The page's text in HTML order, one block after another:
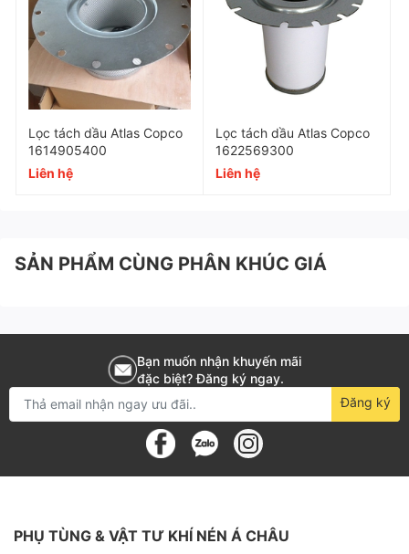
thống khí nén công nghiệp.
Nâng cao hiệu suất và bảo vệ máy nén khí của bạn với
Lọc tách dầu Mann-49 302 53 851-LE 16 008 chính
hãng. Liên hệ ngay với Khí Nén Á Châu để nhận báo
Mã SKU
Chất liệu
Giấy thủy tinh nhập khẩu
Hàm lượng dầu
Hiệu quả
Nhiệt độ làm việc
100 °C
Lọc tách dầu Atlas Copco
1614905400
Liên hệ
Lọc tách dầu Atlas Copco
1622569300
Liên hệ
SẢN PHẨM CÙNG PHÂN KHÚC GIÁ
Bạn muốn nhận khuyến mãi
đặc biệt? Đăng ký ngay.
Đăng ký
PHỤ TÙNG & VẬT TƯ KHÍ NÉN Á CHÂU